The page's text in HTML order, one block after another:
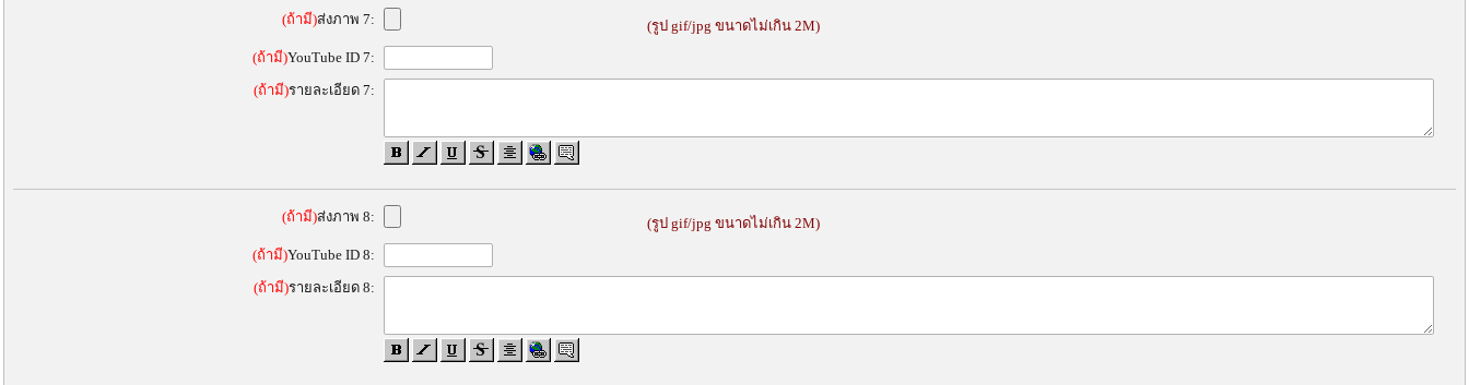
(ถ้ามี)ส่งภาพ 7:
(รูป gif/jpg ขนาดไม่เกิน 2M)
(ถ้ามี)YouTube ID 7:
(ถ้ามี)รายละเอียด 7:
(ถ้ามี)ส่งภาพ 8:
(รูป gif/jpg ขนาดไม่เกิน 2M)
(ถ้ามี)YouTube ID 8:
(ถ้ามี)รายละเอียด 8: